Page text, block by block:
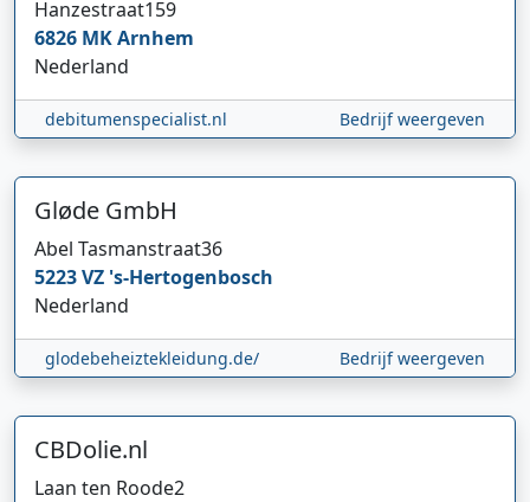
Hanzestraat159
6826 MKArnhem
Nederland
debitumenspecialist.nl Bedrijf weergeven
Gløde GmbH
Abel Tasmanstraat36
5223 VZ 's-Hertogenbosch
Nederland
glodebeheiztekleidung.de/ Bedrijf weergeven
CBDolie.nl
Laan ten Roode2